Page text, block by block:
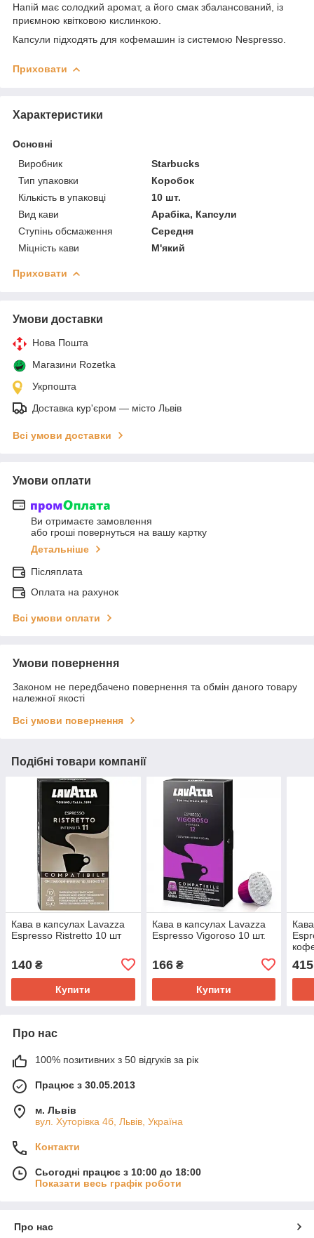
Напій має солодкий аромат, а його смак збалансований, із
приємною квітковою кислинкою.
Капсули підходять для кофемашин із системою Nespresso.
Приховати
Характеристики
Основні
Виробник
Starbucks
Тип упаковки
Коробок
Кількість в упаковці
10 шт.
Вид кави
Арабіка, Капсули
Ступінь обсмаження
Середня
Міцність кави
М'який
Приховати
Умови доставки
Нова Пошта
Магазини Rozetka
Укрпошта
Доставка кур'єром — місто Львів
Всі умови доставки
Умови оплати
Ви отримаєте замовлення
або гроші повернуться на вашу картку
Детальніше
Післяплата
Оплата на рахунок
Всі умови оплати
Умови повернення
Законом не передбачено повернення та обмін даного товару
належної якості
Всі умови повернення
Подібні товари компанії
Кава в капсулах Lavazza
Espresso Ristretto 10 шт
140 ₴
Купити
Кава в капсулах Lavazza
Espresso Vigoroso 10 шт.
166₴
Купити
415
Про нас
100% позитивних з 50 відгуків за рік
Працює з 30.05.2013
м. Львів
вул. Хуторівка 4б, Львів, Україна
Контакти
Сьогодні працює з 10:00 до 18:00
Показати весь графік роботи
Про нас